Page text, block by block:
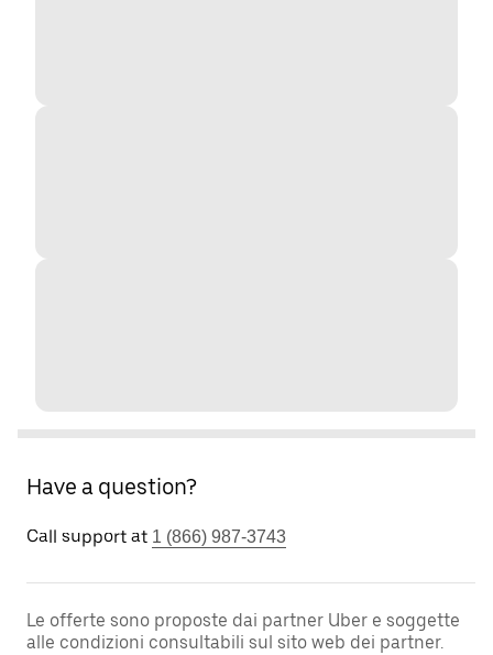
Have a question?
Call support at 1 (866) 987-3743
Le offerte sono proposte dai partner Uber e soggette
alle condizioni consultabili sul sito web dei partner.